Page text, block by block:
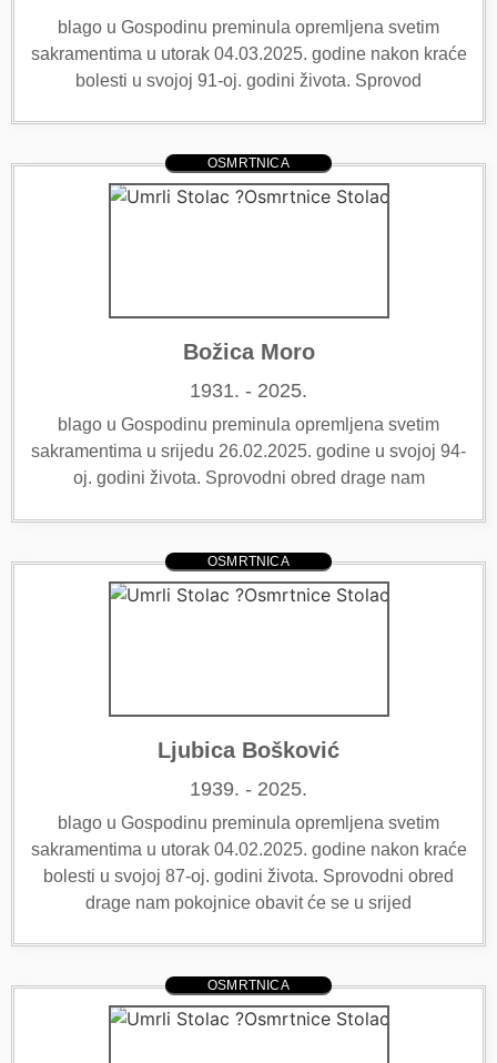
blago u Gospodinu preminula opremljena svetim
sakramentima u utorak 04.03.2025. godine nakon kraće
bolesti u svojoj 91-oj. godini života. Sprovod
OSMRTNICA
Božica Moro
1931. - 2025.
blago u Gospodinu preminula opremljena svetim
sakramentima u srijedu 26.02.2025. godine u svojoj 94-
oj. godini života. Sprovodni obred drage nam
OSMRTNICA
Ljubica Bošković
1939. - 2025.
blago u Gospodinu preminula opremljena svetim
sakramentima u utorak 04.02.2025. godine nakon kraće
bolesti u svojoj 87-oj. godini života. Sprovodni obred
drage nam pokojnice obavit će se u srijed
OSMRTNICA